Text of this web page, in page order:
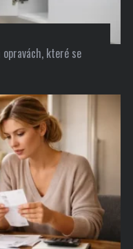
které se